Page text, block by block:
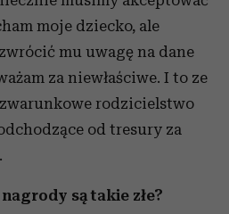
moje dziecko, ale
mu uwagę na dane
za niewłaściwe. I to ze
rodzicielstwo
od tresury za
są takie złe?